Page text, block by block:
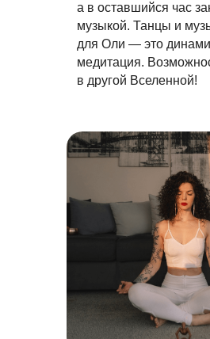
а в оставшийся час
музыкой. Танцы и
для Оли — это
медитация.
в другой Вселенной!